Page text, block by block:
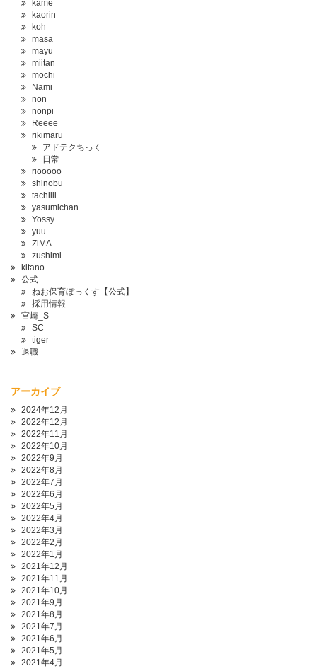
kame
kaorin
koh
masa
mayu
miitan
mochi
Nami
non
nonpi
Reeee
rikimaru
アドテクちっく
日常
riooooo
shinobu
tachiiii
yasumichan
Yossy
yuu
ZiMA
zushimi
kitano
公式
ねお保育ぼっくす【公式】
採用情報
宮崎_S
SC
tiger
退職
アーカイブ
2024年12月
2022年12月
2022年11月
2022年10月
2022年9月
2022年8月
2022年7月
2022年6月
2022年5月
2022年4月
2022年3月
2022年2月
2022年1月
2021年12月
2021年11月
2021年10月
2021年9月
2021年8月
2021年7月
2021年6月
2021年5月
2021年4月